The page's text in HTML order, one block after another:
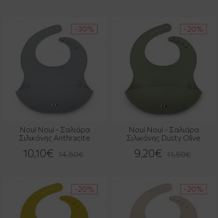
-30%
Noui Noui - Σαλιάρα
Σιλικόνης Anthracite
10,10€ 14,50€
-20%
Noui Noui - Σαλιάρα
Σιλικόνης Dusty Olive
9,20€ 11,50€
-20% -20%